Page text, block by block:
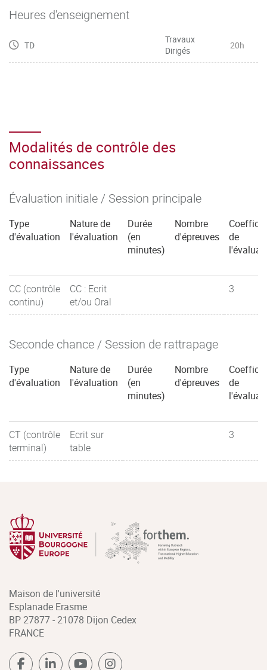
Heures d'enseignement
TD
Travaux
Dirigés
20h
Modalités de contrôle des
connaissances
Évaluation initiale / Session principale
Type
d'évaluation
Nature de
l'évaluation
Durée
(en
minutes)
Nombre
d'épreuves
de
CC (contrôle
continu)
CC : Ecrit
et/ou Oral
3
Seconde chance / Session de rattrapage
Type
d'évaluation
Nature de
l'évaluation
Durée
(en
minutes)
Nombre
d'épreuves
de
CT (contrôle
terminal)
Ecrit sur
table
3
Maison de l'université
Esplanade Erasme
BP 27877 - 21078 Dijon Cedex
FRANCE